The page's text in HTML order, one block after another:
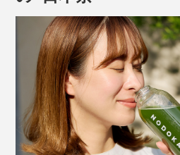
がんばったときこそ、いい疲
心身ともに乾いているときこ
贅沢なおいしさと有り難みが
ません。
粉末にする際、細かくしすぎ
り、粗いと舌に残ってしまう
さを調整。茶葉の栄養素を壊
いしい喉ごしをつくりました。